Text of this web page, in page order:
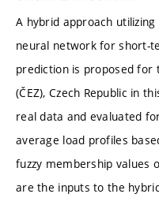
A hybrid approach
neural network for short-
prediction is proposed for
(ČEZ), Czech Republic in
real data and evaluated
average load profiles
fuzzy membership values
are the inputs to the